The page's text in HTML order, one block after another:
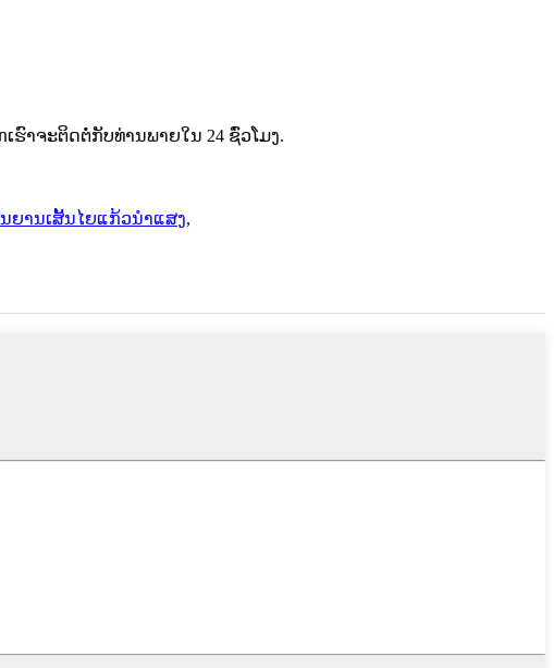
າຈະຕິດຕໍ່ກັບທ່ານພາຍໃນ 24 ຊົ່ວໂມງ.
ຍານເສັ້ນໄຍແກ້ວນຳແສງ,